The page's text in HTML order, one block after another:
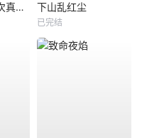
傅总，夫人这次真的死了 下山乱红尘
已完结